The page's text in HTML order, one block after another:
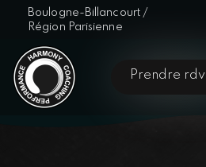
Boulogne-Billancourt /
Région Parisienne
Prendre rdv